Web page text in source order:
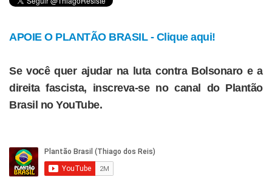
APOIE O PLANTÃO BRASIL - Clique aqui!
Se você quer ajudar na luta contra Bolsonaro e a
direita fascista, inscreva-se no canal do Plantão
Brasil no YouTube.